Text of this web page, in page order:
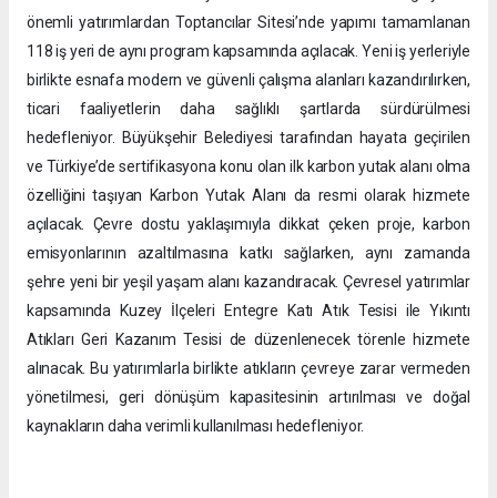
önemli yatırımlardan Toptancılar Sitesi’nde yapımı tamamlanan
118 iş yeri de aynı program kapsamında açılacak. Yeni iş yerleriyle
birlikte esnafa modern ve güvenli çalışma alanları kazandırılırken,
ticari faaliyetlerin daha sağlıklı şartlarda sürdürülmesi
hedefleniyor. Büyükşehir Belediyesi tarafından hayata geçirilen
ve Türkiye’de sertifikasyona konu olan ilk karbon yutak alanı olma
özelliğini taşıyan Karbon Yutak Alanı da resmi olarak hizmete
açılacak. Çevre dostu yaklaşımıyla dikkat çeken proje, karbon
emisyonlarının azaltılmasına katkı sağlarken, aynı zamanda
şehre yeni bir yeşil yaşam alanı kazandıracak. Çevresel yatırımlar
kapsamında Kuzey İlçeleri Entegre Katı Atık Tesisi ile Yıkıntı
Atıkları Geri Kazanım Tesisi de düzenlenecek törenle hizmete
alınacak. Bu yatırımlarla birlikte atıkların çevreye zarar vermeden
yönetilmesi, geri dönüşüm kapasitesinin artırılması ve doğal
kaynakların daha verimli kullanılması hedefleniyor.